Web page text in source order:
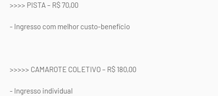
>>>> PISTA – R$ 70,00
- Ingresso com melhor custo-benefício
>>>>> CAMAROTE COLETIVO – R$ 180,00
- Ingresso individual